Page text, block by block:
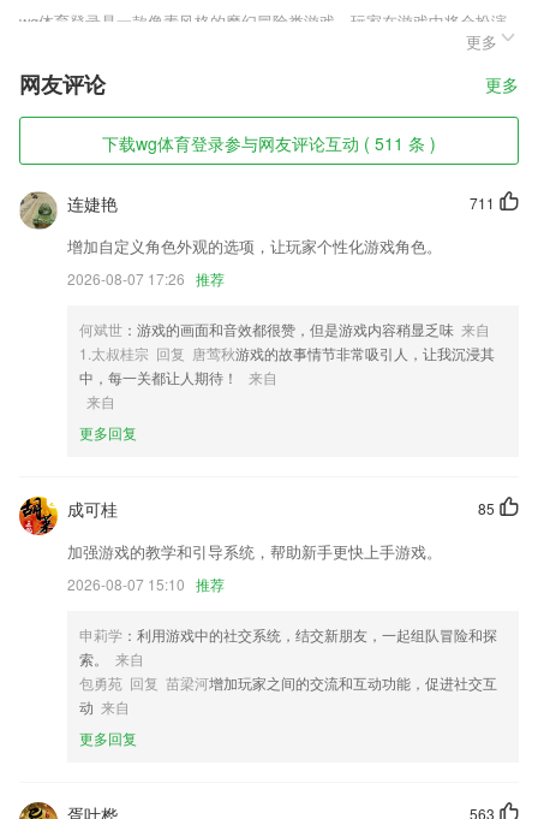
wg体育登录是一款像素风格的魔幻冒险类游戏，玩家在游戏中将会扮演
一名拥有魔法能力的少女，在这个世界中是有魔族存在的，不时就会向人
类发起进攻，或者有些魔族会藏匿在人类身边，玩家需要找到这些魔族，
消灭他们，召集自己强力的队友，一举击溃魔族。
wg体育登录软件特色
1,拥有各种各样的分类书籍，满足用户的不同看书需求；
2,万能通用遥控器，让手机秒变智能遥控！
3,【心理咨询新大纲全天免费直播】
4,【免费漫画阅读】
6,实时在线管理自己的健康方案，自己身体有什么问题可以及时解决；
wg体育登录软件优势
1.有事情也可以在线的进行请假的申请和审批，超级的简单省心。
到你的薄弱章节和知识点，让你复习有重点，学习有方法。
3.不同学习课程2265有详细的分类，学生可根据自己喜好进行学习
4.可监测学习进度，实时更新学习历史轨迹，让学习计划有条不紊。
5.「文字语录集」 海量的金句，关联句子出处、作者，内容涵盖了文学
好句、个性签名、毒汤、鸡汤、励志、说说、名言，每句还配有高清精美
6.让你做的所有测试考题均赶在其他考生的前端。
wg体育登录更新了什么?
应用兼容64位
更多
网友评论 更多
下载wg体育登录参与网友评论互动 ( 511 条 )
711
连婕艳
增加自定义角色外观的选项，让玩家个性化游戏角色。
2026-08-07 17:26 推荐
何斌世 ：游戏的画面和音效都很赞，但是游戏内容稍显乏味 来自
1.太叔桂宗 回复 唐莺秋游戏的故事情节非常吸引人，让我沉浸其
中，每一关都让人期待！
来自
来自
更多回复
85
成可桂
加强游戏的教学和引导系统，帮助新手更快上手游戏。
2026-08-07 15:10 推荐
申莉学 ：利用游戏中的社交系统，结交新朋友，一起组队冒险和探
索。
来自
包勇苑 回复 苗梁河增加玩家之间的交流和互动功能，促进社交互
动 来自
更多回复
563
胥叶桦